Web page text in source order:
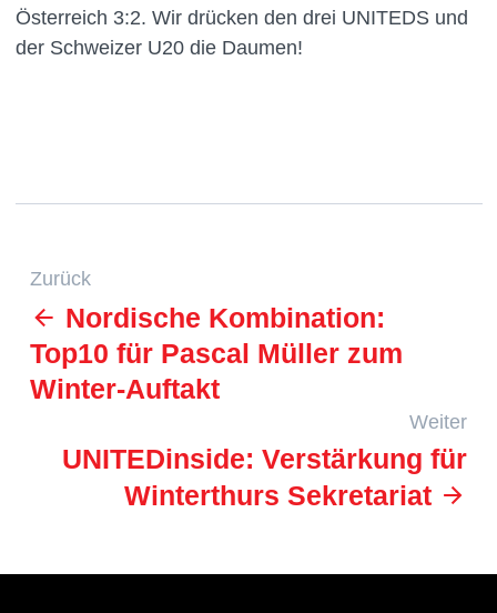
Österreich 3:2. Wir drücken den drei UNITEDS und
der Schweizer U20 die Daumen!
Zurück
Nordische Kombination:
Top10 für Pascal Müller zum
Winter-Auftakt
Weiter
UNITEDinside: Verstärkung für
Winterthurs Sekretariat